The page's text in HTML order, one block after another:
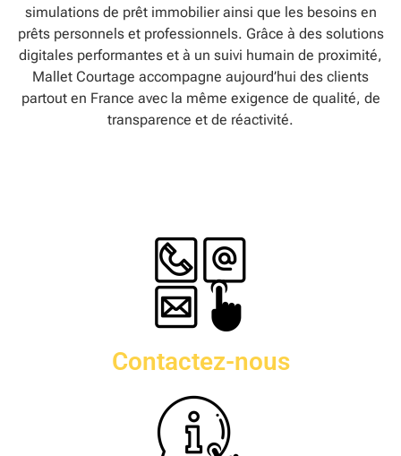
simulations de prêt immobilier ainsi que les besoins en
prêts personnels et professionnels. Grâce à des solutions
digitales performantes et à un suivi humain de proximité,
Mallet Courtage accompagne aujourd’hui des clients
partout en France avec la même exigence de qualité, de
transparence et de réactivité.
Contactez-nous